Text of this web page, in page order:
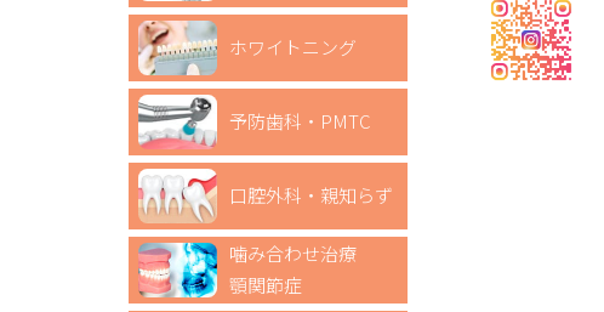
ホワイトニング
予防歯科・PMTC
口腔外科・親知らず
噛み合わせ治療
顎関節症